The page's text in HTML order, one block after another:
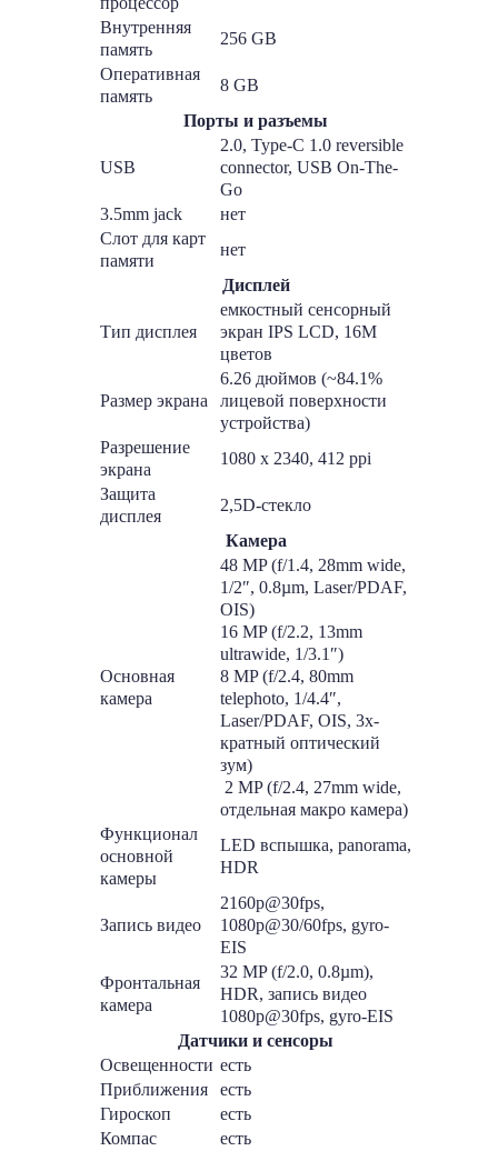
Внутренняя
память
256 GB
Оперативная
память
8 GB
Порты и разъемы
USB
2.0, Type-C 1.0 reversible
connector, USB On-The-
Go
3.5mm jack
нет
Слот для карт
памяти
нет
Дисплей
Тип дисплея
емкостный сенсорный
экран IPS LCD, 16M
цветов
Размер экрана
6.26 дюймов (~84.1%
лицевой поверхности
устройства)
Разрешение
экрана
1080 x 2340, 412 ppi
Защита
дисплея
2,5D-стекло
Камера
Основная
камера
48 MP (f/1.4, 28mm wide,
1/2″, 0.8µm, Laser/PDAF,
OIS)
16 MP (f/2.2, 13mm
ultrawide, 1/3.1″)
8 MP (f/2.4, 80mm
telephoto, 1/4.4″,
Laser/PDAF, OIS, 3х-
кратный оптический
зум)
2 MP (f/2.4, 27mm wide,
отдельная макро камера)
Функционал
основной
камеры
LED вспышка, panorama,
HDR
Запись видео
2160p@30fps,
1080p@30/60fps, gyro-
EIS
Фронтальная
камера
32 MP (f/2.0, 0.8µm),
HDR, запись видео
1080p@30fps, gyro-EIS
Датчики и сенсоры
Освещенности есть
Приближения
есть
Гироскоп
есть
Компас
есть